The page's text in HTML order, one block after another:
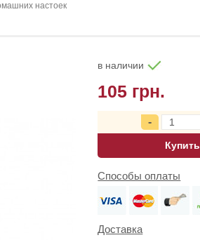
настоек
в наличии
105 грн.
Купить
Способы оплаты
Доставка